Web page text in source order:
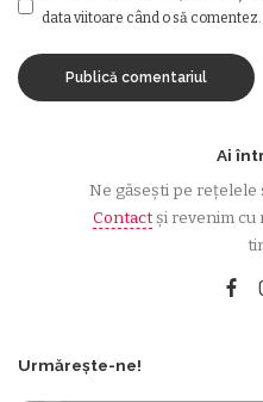
data viitoare când o să comentez.
Ai
Ne găsești pe rețelele
Contactși revenim cu
Urmărește-ne!